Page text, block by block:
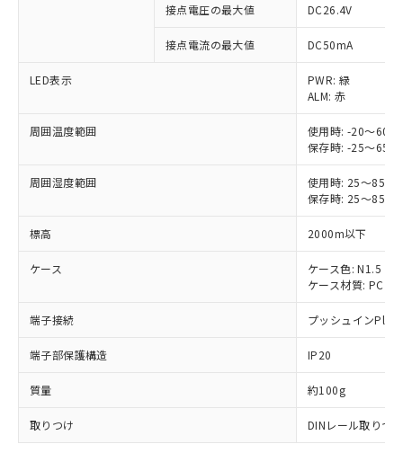
接点電圧の最大値 DC26.4V
接点電流の最大値 DC50mA
LED表示
PWR: 緑
ALM: 赤
周囲温度範囲
使用時: -20～60℃
保存時: -25～65℃
周囲湿度範囲
使用時: 25～85%
保存時: 25～85%
標高 2000m以下
ケース
ケース色: N1.5
ケース材質: PC
端子接続 プッシュインPlus
端子部保護構造 IP20
質量 約100g
取りつけ DINレール取りつ
ご利用条件
以下の条件をお読みいただき、同意のうえ
商品の当社在庫状況および標準価格
対応済み：EU RoHS指令（10物質）の
非含有に対応した製品が提供可能な商品で
対応予定：EU RoHS指令（10物質）の非含
有に対応した製品に切り替える予定のある
対応予定なし：EU RoHS指令（10物質）の
非含有に非対応の商品で、対応品を出す予
調査・確認中：EU RoHS指令（10物質）の
非含有の対応状況を調査中または確認中の
商品です。
※1 中国RoHS○×表